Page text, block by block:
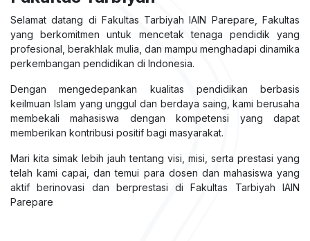
Selamat datang di Fakultas Tarbiyah IAIN Parepare, Fakultas
yang berkomitmen untuk mencetak tenaga pendidik yang
profesional, berakhlak mulia, dan mampu menghadapi dinamika
perkembangan pendidikan di Indonesia.
Dengan mengedepankan kualitas pendidikan berbasis
keilmuan Islam yang unggul dan berdaya saing, kami berusaha
membekali mahasiswa dengan kompetensi yang dapat
memberikan kontribusi positif bagi masyarakat.
Mari kita simak lebih jauh tentang visi, misi, serta prestasi yang
telah kami capai, dan temui para dosen dan mahasiswa yang
aktif berinovasi dan berprestasi di Fakultas Tarbiyah IAIN
Parepare